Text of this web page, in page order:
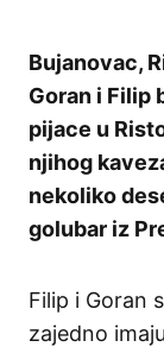
Bujanovac,
Goran i Filip
pijace u
njihog
nekoliko
golubar iz
Filip i Goran
zajedno